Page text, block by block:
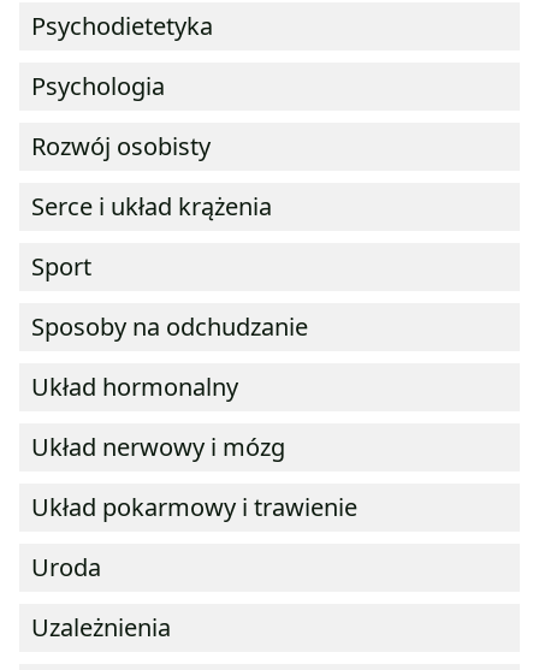
Psychodietetyka
Psychologia
Rozwój osobisty
Serce i układ krążenia
Sport
Sposoby na odchudzanie
Układ hormonalny
Układ nerwowy i mózg
Układ pokarmowy i trawienie
Uroda
Uzależnienia